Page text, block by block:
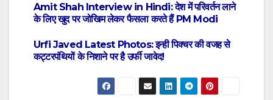
Amit Shah Interview in Hindi: देश में परिवर्तन लाने
के लिए खुद पर जोखिम लेकर फैसला करते हैं PM Modi
Urfi Javed Latest Photos: इन्ही पिक्चर की वजह से
कट्टरपंथियों के निशाने पर है उर्फी जावेद!